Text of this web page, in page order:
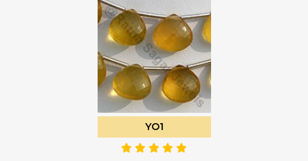
YO1